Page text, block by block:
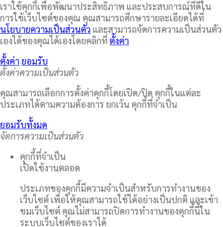
เราใช้คุกกี้เพื่อพัฒนาประสิทธิภาพ และประสบการณ์ที่ดีใน
การใช้เว็บไซต์ของคุณ คุณสามารถศึกษารายละเอียดได้ที่
นโยบายความเป็นส่วนตัว และสามารถจัดการความเป็นส่วนตัว
เองได้ของคุณได้เองโดยคลิกที่ ตั้งค่า
ตั้งค่า ยอมรับ
ตั้งค่าความเป็นส่วนตัว
คุณสามารถเลือกการตั้งค่าคุกกี้โดยเปิด/ปิด คุกกี้ในแต่ละ
ประเภทได้ตามความต้องการ ยกเว้น คุกกี้ที่จำเป็น
ยอมรับทั้งมด
จัดการความเป็นส่วนตัว
คุกกี้ที่จำเป็น
เปิดใช้งานตลอด
ประเภทของคุกกี้มีความจำเป็นสำหรับการทำงานของ
เว็บไซต์ เพื่อให้คุณสามารถใช้ได้อย่างเป็นปกติ และเข้า
ชมเว็บไซต์ คุณไม่สามารถปิดการทำงานของคุกกี้นี้ใน
ระบบเว็บไซต์ของเราได้